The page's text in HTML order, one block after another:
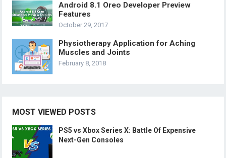
Android 8.1 Oreo Developer Preview
Features
October 29, 2017
Physiotherapy Application for Aching
Muscles and Joints
February 8, 2018
MOST VIEWED POSTS
PS5 vs Xbox Series X: Battle Of Expensive
Next-Gen Consoles